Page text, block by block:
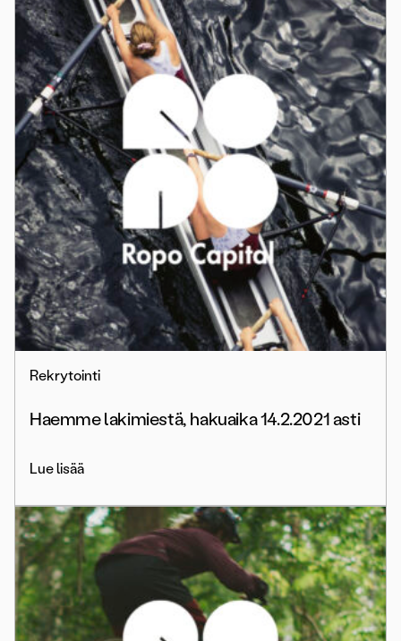
Rekrytointi
Haemme lakimiestä, hakuaika 14.2.2021 asti
Lue lisää